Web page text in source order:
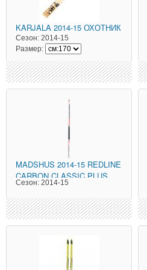
KARJALA 2014-15 ОХОТНИК
Сезон: 2014-15
Размер:
MADSHUS 2014-15 REDLINE
CARBON CLASSIC PLUS
Сезон: 2014-15